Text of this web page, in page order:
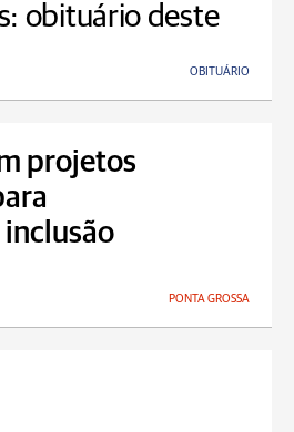
obituário deste
OBITUÁRIO
projetos
PONTA GROSSA